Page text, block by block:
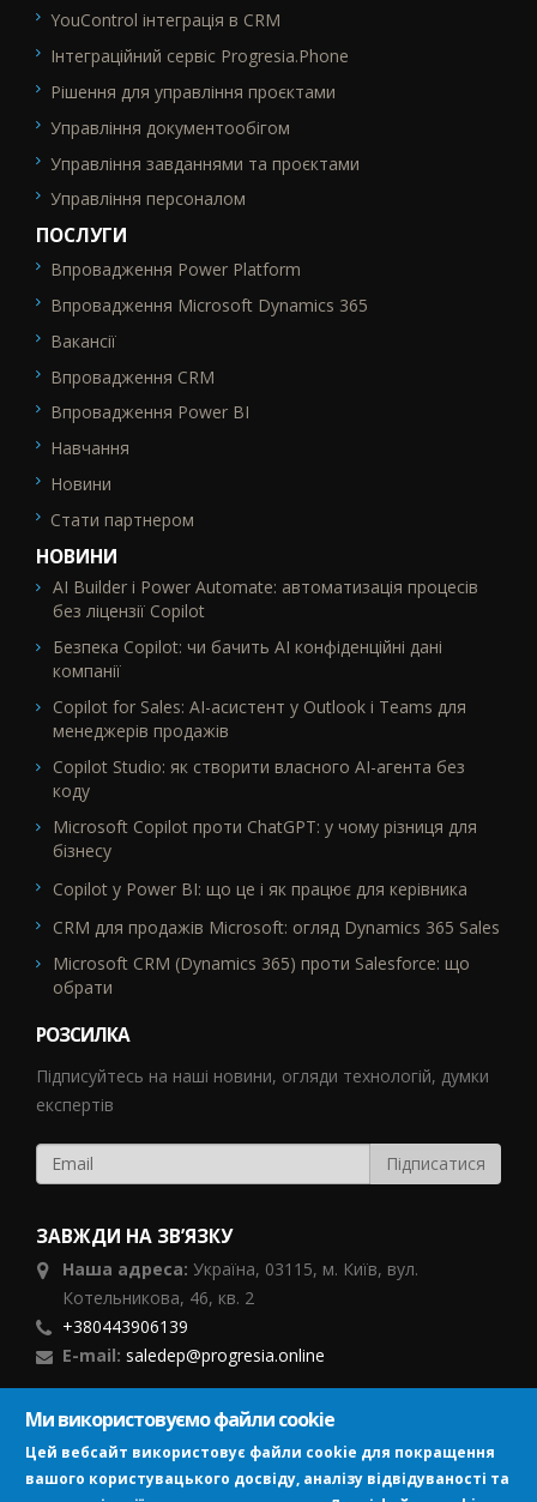
YouControl інтеграція в CRM
Інтеграційний сервіс Progresia.Phone
Рішення для управління проєктами
Управління документообігом
Управління завданнями та проєктами
Управління персоналом
ПОСЛУГИ
SEO_FTR2
Впровадження Power Platform
Впровадження Microsoft Dynamics 365
Вакансії
Впровадження CRM
Впровадження Power BI
Навчання
Новини
Стати партнером
НОВИНИ
AI Builder і Power Automate: автоматизація процесів
без ліцензії Copilot
Безпека Copilot: чи бачить AI конфіденційні дані
компанії
Copilot for Sales: AI-асистент у Outlook і Teams для
менеджерів продажів
Copilot Studio: як створити власного AI-агента без
коду
Microsoft Copilot проти ChatGPT: у чому різниця для
бізнесу
Copilot у Power BI: що це і як працює для керівника
CRM для продажів Microsoft: огляд Dynamics 365 Sales
Microsoft CRM (Dynamics 365) проти Salesforce: що
обрати
РОЗСИЛКА
Підписуйтесь на наші новини, огляди технологій, думки
експертів
ЗАВЖДИ НА ЗВ’ЯЗКУ
Наша адреса: Україна, 03115, м. Київ, вул.
Котельникова, 46, кв. 2
+380443906139
E-mail: saledep@progresia.online
ПІДПИСУЙСЯ
Ми використовуємо файли cookie
Цей вебсайт використовує файли cookie для покращення
вашого користувацького досвіду, аналізу відвідуваності та